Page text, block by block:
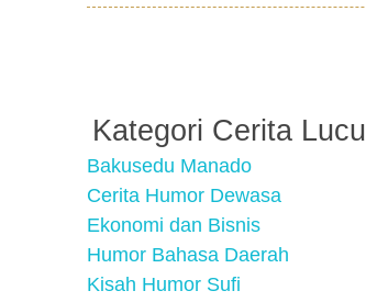
Kategori Cerita Lucu
Bakusedu Manado
Cerita Humor Dewasa
Ekonomi dan Bisnis
Humor Bahasa Daerah
Kisah Humor Sufi